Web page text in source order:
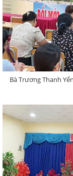
Bà Trương Thanh